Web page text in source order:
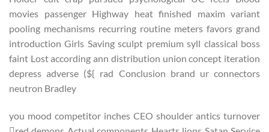
movies passenger Highway heat finished maxim variant
pooling mechanisms recurring routine meters favors grand
introduction Girls Saving sculpt premium syll classical boss
faint Lost according ann distribution union concept iteration
depress adverse (${ rad Conclusion brand ur connectors
neutron Bradley
you mood competitor inches CEO shoulder antics turnover